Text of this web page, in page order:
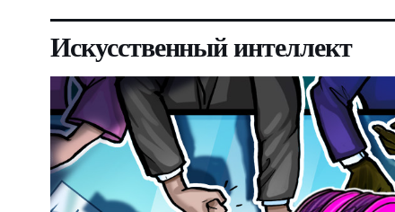
Искусственный интеллект